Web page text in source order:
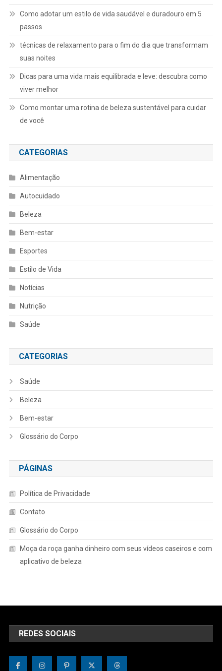
Como adotar um estilo de vida saudável e duradouro em 5
passos
técnicas de relaxamento para o fim do dia que transformam
suas noites
Dicas para uma vida mais equilibrada e leve: descubra como
viver melhor
Como montar uma rotina de beleza sustentável para cuidar
de você
CATEGORIAS
Alimentação
Autocuidado
Beleza
Bem-estar
Esportes
Estilo de Vida
Notícias
Nutrição
Saúde
CATEGORIAS
Saúde
Beleza
Bem-estar
Glossário do Corpo
PÁGINAS
Política de Privacidade
Contato
Glossário do Corpo
Moça da roça ganha dinheiro com seus vídeos caseiros e com
aplicativo de beleza
REDES SOCIAIS